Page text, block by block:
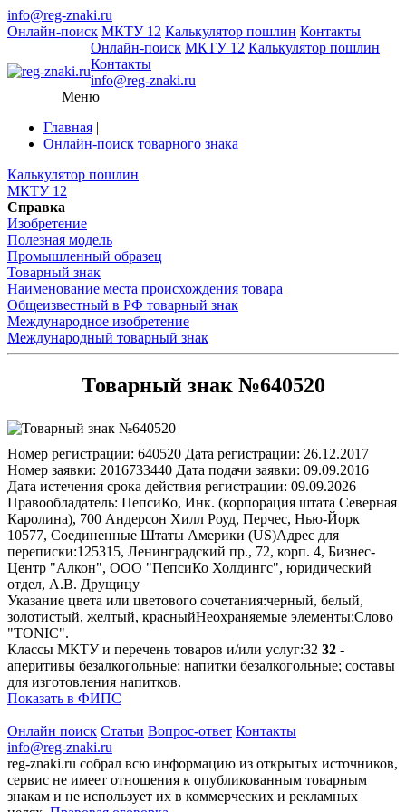
info@reg-znaki.ru
Онлайн-поиск МКТУ 12 Калькулятор пошлин Контакты
Онлайн-поиск МКТУ 12 Калькулятор пошлин
Контакты
info@reg-znaki.ru
Меню
Главная |
Онлайн-поиск товарного знака
Калькулятор пошлин
МКТУ 12
Справка
Изобретение
Полезная модель
Промышленный образец
Товарный знак
Наименование места происхождения товара
Общеизвестный в РФ товарный знак
Международное изобретение
Международный товарный знак
Товарный знак №640520
Номер регистрации: 640520 Дата регистрации: 26.12.2017
Номер заявки: 2016733440 Дата подачи заявки: 09.09.2016
Дата истечения срока действия регистрации: 09.09.2026
Правообладатель: ПепсиКо, Инк. (корпорация штата Северная
Каролина), 700 Андерсон Хилл Роуд, Перчес, Нью-Йорк
10577, Соединенные Штаты Америки (US)Адрес для
переписки:125315, Ленинградский пр., 72, корп. 4, Бизнес-
Центр "Алкон", ООО "ПепсиКо Холдингс", юридический
отдел, А.В. Друщицу
Указание цвета или цветового сочетания:черный, белый,
золотистый, желтый, красныйНеохраняемые элементы:Слово
"TONIC".
Классы МКТУ и перечень товаров и/или услуг:32 32 -
аперитивы безалкогольные; напитки безалкогольные; составы
для изготовления напитков.
Показать в ФИПС
Онлайн поиск Статьи Вопрос-ответ Контакты
info@reg-znaki.ru
reg-znaki.ru собрал всю информацию из открытых источников,
сервис не имеет отношения к опубликованным товарным
знакам и не использует их в коммерческих и рекламных